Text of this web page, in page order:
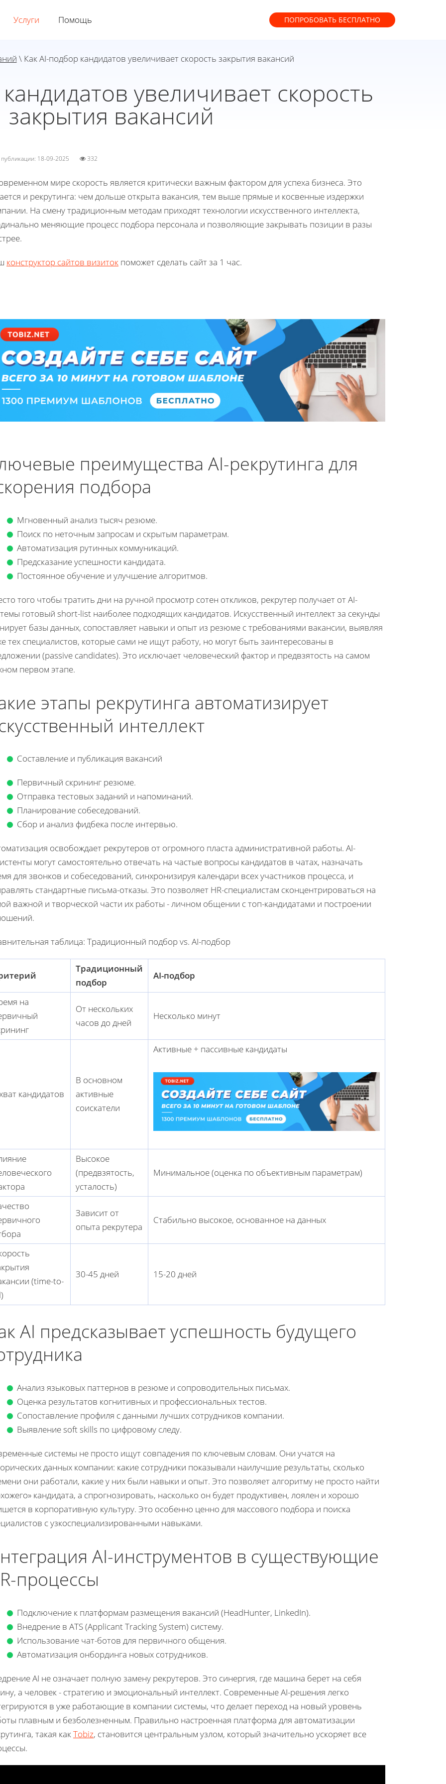
Услуги Помощь ПОПРОБОВАТЬ БЕСПЛАТНО
\ Как AI-подбор кандидатов увеличивает скорость закрытия вакансий
увеличивает скорость
закрытия вакансий
публикации: 18-09-2025 332
мире скорость является критически важным фактором для успеха бизнеса. Это
и рекрутинга: чем дольше открыта вакансия, тем выше прямые и косвенные издержки
На смену традиционным методам приходят технологии искусственного интеллекта,
меняющие процесс подбора персонала и позволяющие закрывать позиции в разы
конструктор сайтов визиток поможет сделать сайт за 1 час.
преимущества AI-рекрутинга для
подбора
Мгновенный анализ тысяч резюме.
Поиск по неточным запросам и скрытым параметрам.
Автоматизация рутинных коммуникаций.
Предсказание успешности кандидата.
Постоянное обучение и улучшение алгоритмов.
того чтобы тратить дни на ручной просмотр сотен откликов, рекрутер получает от AI-
готовый short-list наиболее подходящих кандидатов. Искусственный интеллект за секунды
базы данных, сопоставляет навыки и опыт из резюме с требованиями вакансии, выявляя
тех специалистов, которые сами не ищут работу, но могут быть заинтересованы в
(passive candidates). Это исключает человеческий фактор и предвзятость на самом
первом этапе.
этапы рекрутинга автоматизирует
интеллект
Составление и публикация вакансий
Первичный скрининг резюме.
Отправка тестовых заданий и напоминаний.
Планирование собеседований.
Сбор и анализ фидбека после интервью.
освобождает рекрутеров от огромного пласта административной работы. AI-
могут самостоятельно отвечать на частые вопросы кандидатов в чатах, назначать
для звонков и собеседований, синхронизируя календари всех участников процесса, и
стандартные письма-отказы. Это позволяет HR-специалистам сконцентрироваться на
важной и творческой части их работы - личном общении с топ-кандидатами и построении
таблица: Традиционный подбор vs. AI-подбор
Традиционный
подбор
AI-подбор
на
От нескольких
часов до дней
Несколько минут
кандидатов
В основном
активные
соискатели
Активные + пассивные кандидаты
Высокое
(предвзятость,
усталость)
Минимальное (оценка по объективным параметрам)
Зависит от
опыта рекрутера
Стабильно высокое, основанное на данных
(time-to-
30-45 дней 15-20 дней
AI предсказывает успешность будущего
Анализ языковых паттернов в резюме и сопроводительных письмах.
Оценка результатов когнитивных и профессиональных тестов.
Сопоставление профиля с данными лучших сотрудников компании.
Выявление soft skills по цифровому следу.
системы не просто ищут совпадения по ключевым словам. Они учатся на
данных компании: какие сотрудники показывали наилучшие результаты, сколько
они работали, какие у них были навыки и опыт. Это позволяет алгоритму не просто найти
кандидата, а спрогнозировать, насколько он будет продуктивен, лоялен и хорошо
в корпоративную культуру. Это особенно ценно для массового подбора и поиска
с узкоспециализированными навыками.
AI-инструментов в существующие
процессы
Подключение к платформам размещения вакансий (HeadHunter, LinkedIn).
Внедрение в ATS (Applicant Tracking System) систему.
Использование чат-ботов для первичного общения.
Автоматизация онбординга новых сотрудников.
AI не означает полную замену рекрутеров. Это синергия, где машина берет на себя
а человек - стратегию и эмоциональный интеллект. Современные AI-решения легко
в уже работающие в компании системы, что делает переход на новый уровень
плавным и безболезненным. Правильно настроенная платформа для автоматизации
такая какTobiz, становится центральным узлом, который значительно ускоряет все